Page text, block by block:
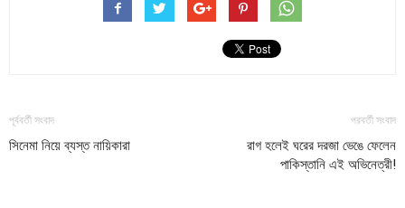
পূর্ববর্তী সংবাদ
সিনেমা নিয়ে ব্যস্ত নায়িকারা
পরবর্তী সংবাদ
রাগ হলেই ঘরের দরজা ভেঙে ফেলেন
পাকিস্তানি এই অভিনেত্রী!